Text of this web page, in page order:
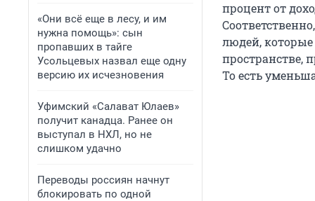
«Они всё еще в лесу, и им
нужна помощь»: сын
пропавших в тайге
Усольцевых назвал еще одну
версию их исчезновения
Уфимский «Салават Юлаев»
получит канадца. Ранее он
выступал в НХЛ, но не
слишком удачно
Переводы россиян начнут
блокировать по одной
процент от
людей,
пространстве,
То есть